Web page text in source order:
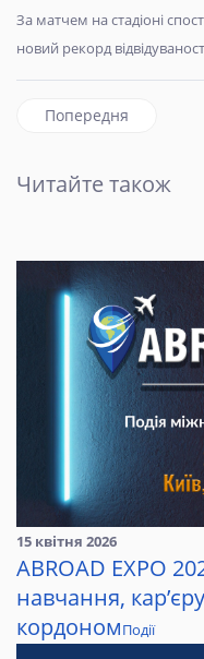
За матчем на стадіоні
новий рекорд
Попередня стаття:
Попередня
Читайте також
15 квітня 2026
ABROAD EXPO
навчання,
кордономПодії